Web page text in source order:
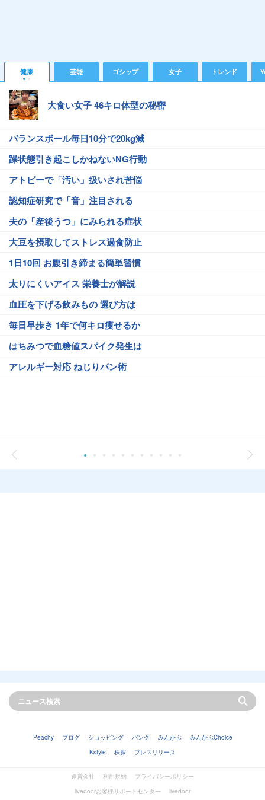
健康 芸能 ゴシップ 女子 トレンド
大食い女子 46キロ体型の秘密
バランスボール毎日10分で20kg減
躁状態引き起こしかねないNG行動
アトピーで「汚い」扱いされ苦悩
認知症研究で「音」注目される
夫の「産後うつ」にみられる症状
大豆を摂取してストレス過食防止
1日10回 お腹引き締まる簡単習慣
太りにくいアイス 栄養士が解説
血圧を下げる飲みもの 選び方は
毎日早歩き 1年で何キロ痩せるか
はちみつで血糖値スパイク発生は
アレルギー対応 ねじりパン術
Peachy ブログ ショッピング バンク みんかぶ
みんかぶChoice
Kstyle
株探 プレスリリース
運営会社 利用規約
プライバシーポリシー
livedoorお客様サポートセンター
livedoor